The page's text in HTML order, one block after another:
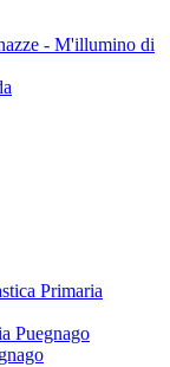
- M'illumino di
Primaria
Puegnago